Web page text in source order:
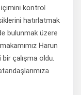
içimini kontrol
hatırlatmak
bulunmak üzere
Harun
çalışma oldu.